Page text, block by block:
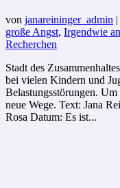
von janareininger_admin |
große Angst, Irgendwie
Recherchen
Stadt des
bei vielen Kindern und
Belastungsstörungen.
neue Wege. Text: Jana
Rosa Datum: Es ist...